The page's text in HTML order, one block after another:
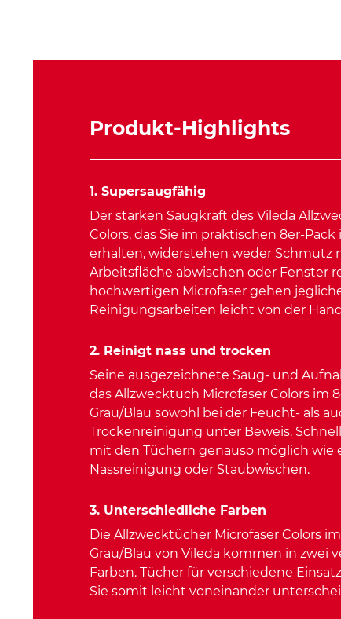
Produkt-Highlights
1. Supersaugfähig
Der starken Saugkraft des Vileda
Colors, das Sie im praktischen 8er-Pack
erhalten, widerstehen weder Schmutz
Arbeitsfläche abwischen oder Fenster
hochwertigen Microfaser gehen
Reinigungsarbeiten leicht von der
2. Reinigt nass und trocken
Seine ausgezeichnete Saug- und
das Allzwecktuch Microfaser Colors im
Grau/Blau sowohl bei der Feucht- als
Trockenreinigung unter Beweis.
mit den Tüchern genauso möglich wie
Nassreinigung oder Staubwischen.
3. Unterschiedliche Farben
Die Allzwecktücher Microfaser Colors
Grau/Blau von Vileda kommen in zwei
Farben. Tücher für verschiedene
Sie somit leicht voneinander